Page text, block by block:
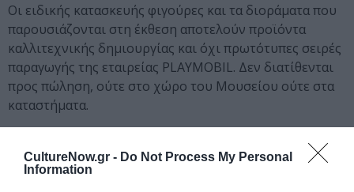
CultureNow.gr - Do Not Process My Personal
Information
Οι ειδικής κατασκευής φιγούρες και τα διοράματα που
παρουσιάζονται στη έκθεση αποτελούν προϊόντα
καλλιτεχνικής δημιουργίας και όχι πρωτότυπες σειρές
παραγωγής της εταιρείας PLAYMOBIL. Δεν διατίθενται
προς πώληση, ούτε στο χώρο του Μουσείου ούτε στα
καταστήματα.
Κεντρική φωτογραφία θέματος: Η δολοφονία του Ιωάννη
Καποδίστρια. Λεπτομέρεια από διόραμα της Βασιλικής Φατή.